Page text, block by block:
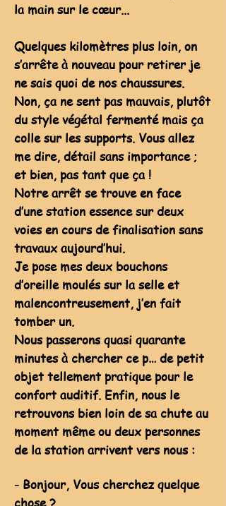
la main sur le cœur...
Quelques kilomètres plus loin, on
s’arrête à nouveau pour retirer je
ne sais quoi de nos chaussures.
Non, ça ne sent pas mauvais, plutôt
du style végétal fermenté mais ça
colle sur les supports. Vous allez
me dire, détail sans importance ;
et bien, pas tant que ça !
Notre arrêt se trouve en face
d’une station essence sur deux
voies en cours de finalisation sans
travaux aujourd’hui.
Je pose mes deux bouchons
d’oreille moulés sur la selle et
malencontreusement, j’en fait
tomber un.
Nous passerons quasi quarante
minutes à chercher ce p… de petit
objet tellement pratique pour le
confort auditif. Enfin, nous le
retrouvons bien loin de sa chute au
moment même ou deux personnes
de la station arrivent vers nous :
- Bonjour, Vous cherchez quelque
chose ?